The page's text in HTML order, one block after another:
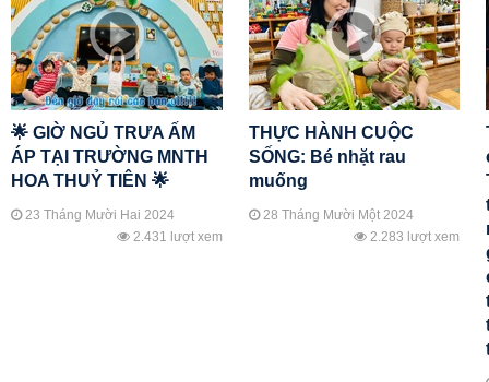
🌟 GIỜ NGỦ TRƯA ẤM
ÁP TẠI TRƯỜNG MNTH
HOA THUỶ TIÊN 🌟
23 Tháng Mười Hai 2024
2.431 lượt xem
THỰC HÀNH CUỘC
SỐNG: Bé nhặt rau
muống
28 Tháng Mười Một 2024
2.283 lượt xem